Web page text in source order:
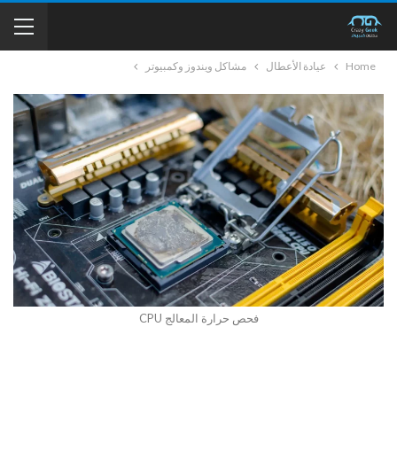
Home عيادة الأعطال مشاكل ويندوز وكمبيوتر
فحص حرارة المعالج CPU